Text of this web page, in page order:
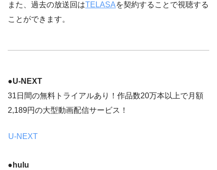
また、過去の放送回はTELASAを契約することで視聴する
ことができます。
●U-NEXT
31日間の無料トライアルあり！作品数20万本以上で月額
2,189円の大型動画配信サービス！
U-NEXT
●hulu